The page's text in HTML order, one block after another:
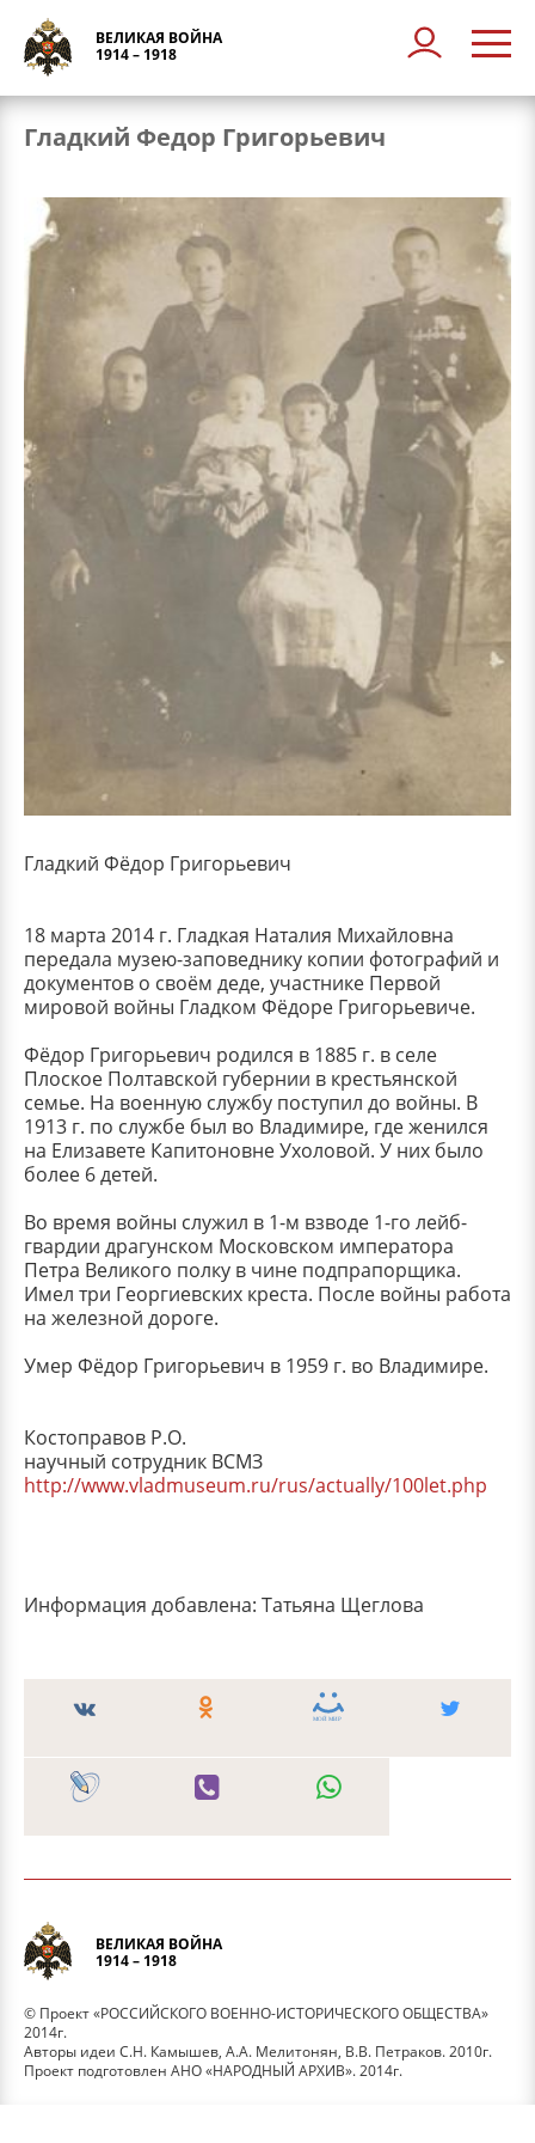
ВЕЛИКАЯ ВОЙНА
1914 – 1918
Гладкий Федор Григорьевич
Гладкий Фёдор Григорьевич
18 марта 2014 г. Гладкая Наталия Михайловна
передала музею-заповеднику копии фотографий и
документов о своём деде, участнике Первой
мировой войны Гладком Фёдоре Григорьевиче.
Фёдор Григорьевич родился в 1885 г. в селе
Плоское Полтавской губернии в крестьянской
семье. На военную службу поступил до войны. В
1913 г. по службе был во Владимире, где женился
на Елизавете Капитоновне Ухоловой. У них было
более 6 детей.
Во время войны служил в 1-м взводе 1-го лейб-
гвардии драгунском Московском императора
Петра Великого полку в чине подпрапорщика.
Имел три Георгиевских креста. После войны работа
на железной дороге.
Умер Фёдор Григорьевич в 1959 г. во Владимире.
Костоправов Р.О.
научный сотрудник ВСМЗ
http://www.vladmuseum.ru/rus/actually/100let.php
Информация добавлена: Татьяна Щеглова
ВЕЛИКАЯ ВОЙНА
1914 – 1918
© Проект «РОССИЙСКОГО ВОЕННО-ИСТОРИЧЕСКОГО ОБЩЕСТВА»
2014г.
Авторы идеи С.Н. Камышев, А.А. Мелитонян, В.В. Петраков. 2010г.
Проект подготовлен АНО «НАРОДНЫЙ АРХИВ». 2014г.